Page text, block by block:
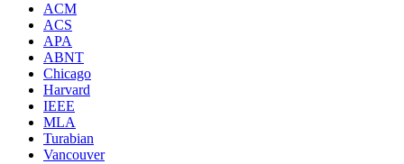
ACM
ACS
APA
ABNT
Chicago
Harvard
IEEE
MLA
Turabian
Vancouver